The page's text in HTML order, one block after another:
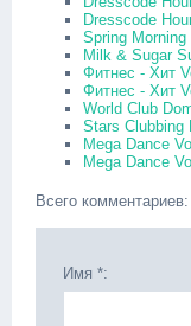
Dresscode
Spring Morning
Milk & Sugar
Фитнес - Хит
Фитнес - Хит
World Club
Stars Clubbing
Mega Dance
Mega Dance
Всего комментариев:
Имя *: